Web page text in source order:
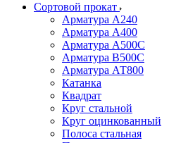
Сортовой прокат
Арматура А240
Арматура А400
Арматура А500C
Арматура В500С
Арматура АТ800
Катанка
Квадрат
Круг стальной
Круг оцинкованный
Полоса стальная